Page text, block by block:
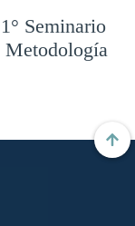
Seminario
Metodología